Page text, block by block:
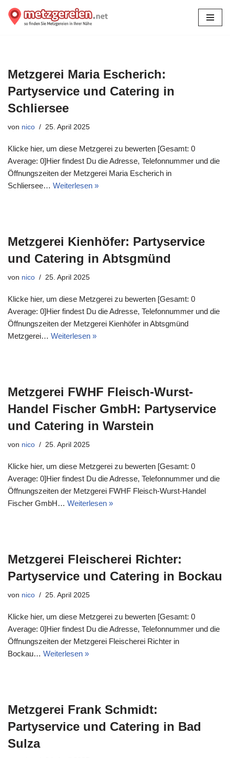
Zum
Metzgerei Maria Escherich:
Partyservice und Catering in
Schliersee
von nico 25. April 2025
Klicke hier, um diese Metzgerei zu bewerten [Gesamt: 0
Average: 0]Hier findest Du die Adresse, Telefonnummer und die
Öffnungszeiten der Metzgerei Maria Escherich in
Schliersee… Weiterlesen »
Metzgerei Kienhöfer: Partyservice
und Catering in Abtsgmünd
von nico 25. April 2025
Klicke hier, um diese Metzgerei zu bewerten [Gesamt: 0
Average: 0]Hier findest Du die Adresse, Telefonnummer und die
Öffnungszeiten der Metzgerei Kienhöfer in Abtsgmünd
Metzgerei… Weiterlesen »
Metzgerei FWHF Fleisch-Wurst-
Handel Fischer GmbH: Partyservice
und Catering in Warstein
von nico 25. April 2025
Klicke hier, um diese Metzgerei zu bewerten [Gesamt: 0
Average: 0]Hier findest Du die Adresse, Telefonnummer und die
Öffnungszeiten der Metzgerei FWHF Fleisch-Wurst-Handel
Fischer GmbH… Weiterlesen »
Metzgerei Fleischerei Richter:
Partyservice und Catering in Bockau
von nico 25. April 2025
Klicke hier, um diese Metzgerei zu bewerten [Gesamt: 0
Average: 0]Hier findest Du die Adresse, Telefonnummer und die
Öffnungszeiten der Metzgerei Fleischerei Richter in
Bockau… Weiterlesen »
Metzgerei Frank Schmidt:
Partyservice und Catering in Bad
Sulza